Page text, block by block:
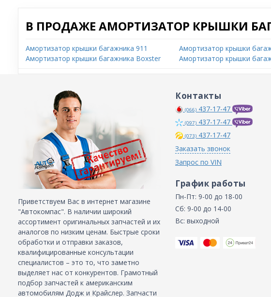
В ПРОДАЖЕ АМОРТИЗАТОР КРЫШКИ
Амортизатор крышки багажника 911
Амортизатор крышки багажника Boxster
Амортизатор крышки
Амортизатор крышки
Приветствуем Вас в интернет магазине
"Автокомпас". В наличии широкий
ассортимент оригинальных запчастей и их
аналогов по низким ценам. Быстрые сроки
обработки и отправки заказов,
квалифицированные консультации
специалистов – это то, что заметно
выделяет нас от конкурентов. Грамотный
подбор запчастей к американским
автомобилям Додж и Крайслер. Запчасти
Контакты
(066) 437-17-47
(097) 437-17-47
(073) 437-17-47
Заказать звонок
Запрос по VIN
График работы
Пн-Пт: 9-00 до 18-00
Сб: 9-00 до 14-00
Вс: выходной